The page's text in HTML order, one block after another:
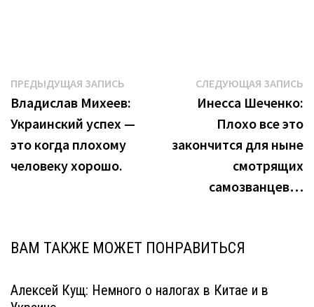
Навигация
по
записям
ПРЕДЫДУЩАЯ ЗАПИСЬ
запись:
Владислав Михеев:
Украинский успех —
это когда плохому
человеку хорошо.
СЛЕДУЮЩАЯ ЗАПИСЬ
Инесса Шеченко:
Плохо все это
закончится для ныне
смотрящих
самозванцев…
ВАМ ТАКЖЕ МОЖЕТ ПОНРАВИТЬСЯ
Алексей Кущ: Немного о налогах в Китае и в